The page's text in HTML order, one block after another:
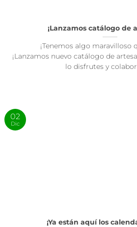
¡Lanzamos catálogo de
¡Tenemos algo maravilloso
¡Lanzamos nuevo catálogo de
lo disfrutes y
¡Ya están aquí los
02
Dic